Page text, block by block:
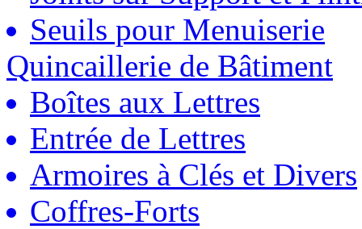
Seuils pour Menuiserie
Quincaillerie de Bâtiment
Boîtes aux Lettres
Entrée de Lettres
Armoires à Clés et Divers
Coffres-Forts